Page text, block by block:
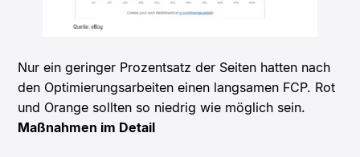
Nur ein geringer Prozentsatz der Seiten hatten nach
den Optimierungsarbeiten einen langsamen FCP. Rot
und Orange sollten so niedrig wie möglich sein.
Maßnahmen im Detail